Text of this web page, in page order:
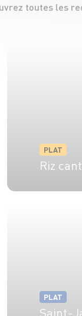
toutes les
PLAT
Riz
PLAT
Saint-